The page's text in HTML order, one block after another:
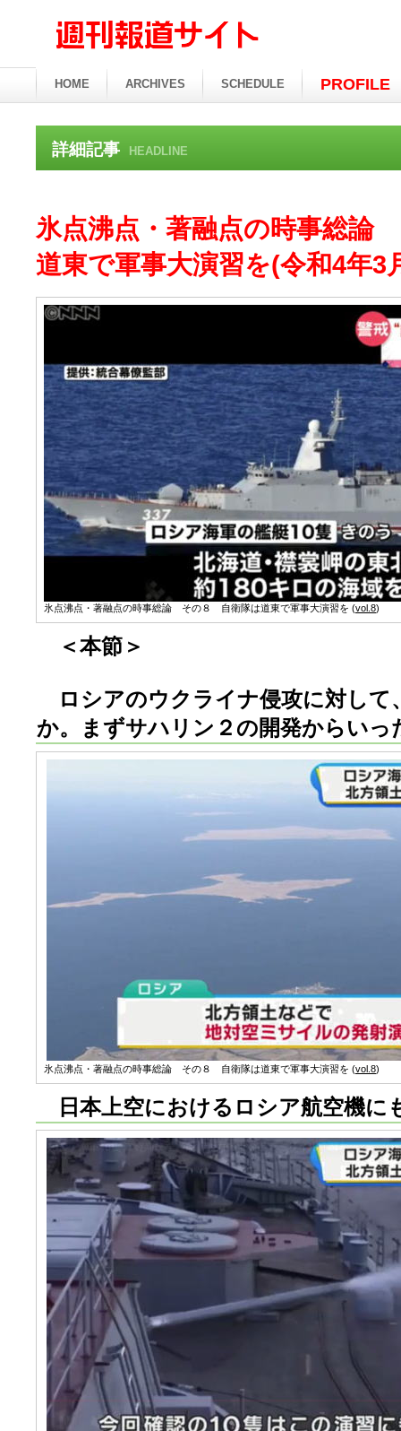
詳細記事 HEADLINE
氷点沸点・著融点の時事総
道東で軍事大演習を(令和4年3
氷点沸点・著融点の時事総論 その８ 自衛隊は道東で軍事大演習を (vol.8)
＜本節＞
ロシアのウクライナ侵攻に対して
か。まずサハリン２の開発からいっ
氷点沸点・著融点の時事総論 その８ 自衛隊は道東で軍事大演習を (vol.8)
日本上空におけるロシア航空機に
HOME ARCHIVES SCHEDULE PROFILE